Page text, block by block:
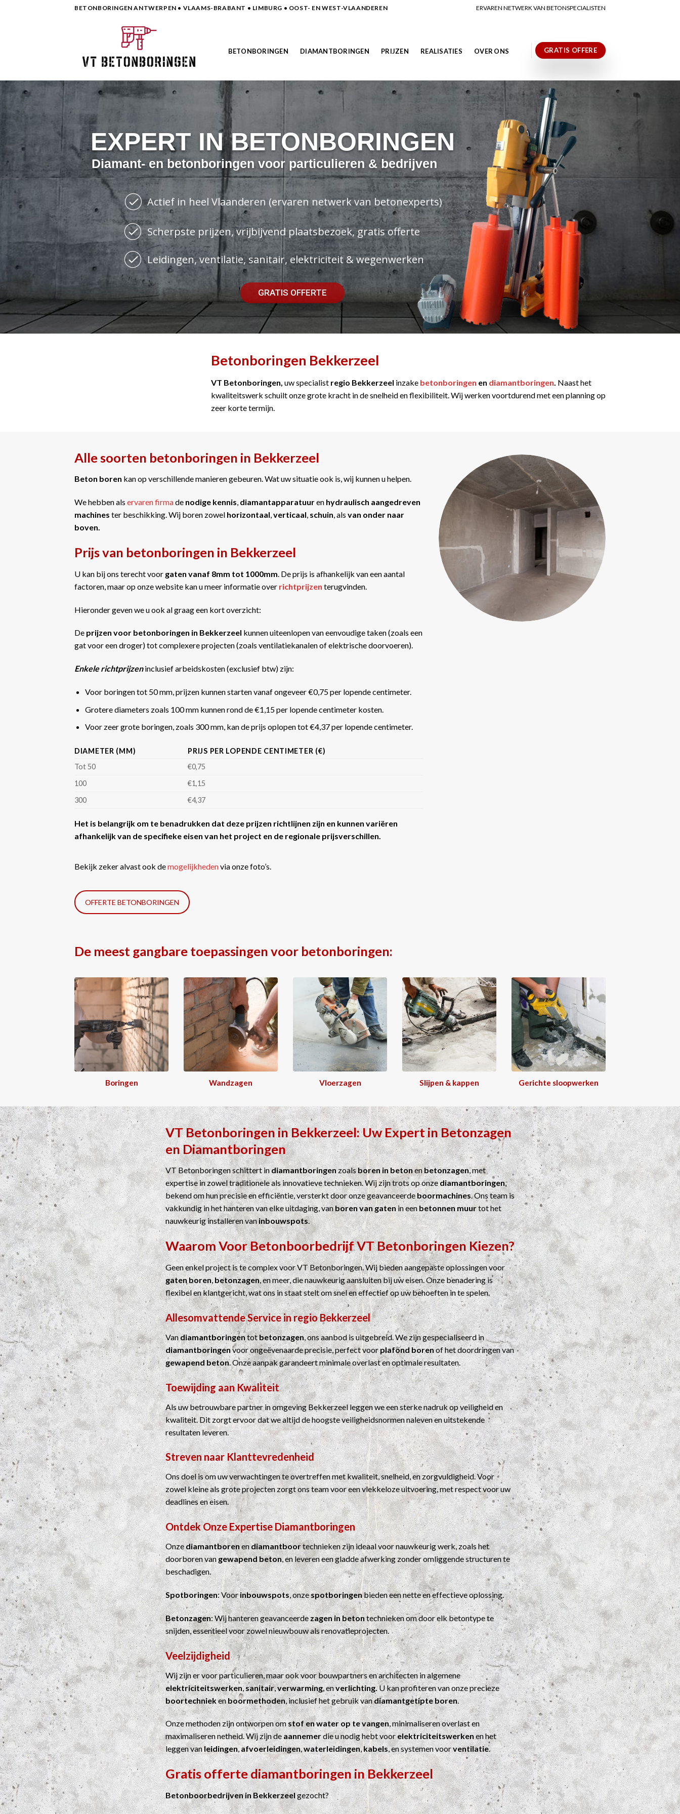
BETONBORINGEN ANTWERPEN • VLAAMS-BRABANT • LIMBURG • OOST- EN WEST-VLAANDEREN ERVAREN NETWERK VAN BETONSPECIALISTEN
BETONBORINGEN DIAMANTBORINGEN PRIJZEN REALISATIES OVER ONS GRATIS OFFERE
EXPERT IN BETONBORINGEN
Diamant- en betonboringen voor particulieren & bedrijven
Actief in heel Vlaanderen (ervaren netwerk van betonexperts)
Scherpste prijzen, vrijbijvend plaatsbezoek, gratis offerte
Leidingen, ventilatie, sanitair, elektriciteit & wegenwerken
GRATIS OFFERTE
Betonboringen Bekkerzeel
VT Betonboringen, uw specialist regio Bekkerzeel inzake betonboringen en diamantboringen Naast het
kwaliteitswerk schuilt onze grote kracht in de snelheid en flexibiliteit. Wij werken voortdurend met een planning op
zeer korte termijn.
Alle soorten betonboringen in Bekkerzeel
Beton boren kan op verschillende manieren gebeuren. Wat uw situatie ook is, wij kunnen u helpen.
We hebben als ervaren firmade nodige kennis, diamantapparatuuren hydraulisch aangedreven
machines ter beschikking. Wij boren zowel horizontaal,verticaal, schuin, als van onder naar
boven.
Prijs van betonboringen in Bekkerzeel
U kan bij ons terecht voor gaten vanaf 8mm tot 1000mm . De prijs is afhankelijk van een aantal
factoren, maar op onze website kan u meer informatie over richtprijzen terugvinden.
Hieronder geven we u ook al graag een kort overzicht:
De prijzen voor betonboringen in Bekkerzeel kunnen uiteenlopen van eenvoudige taken (zoals een
gat voor een droger) tot complexere projecten (zoals ventilatiekanalen of elektrische doorvoeren).
Enkele richtprijzeninclusief arbeidskosten (exclusief btw) zijn:
Voor boringen tot 50 mm, prijzen kunnen starten vanaf ongeveer €0,75 per lopende centimeter.
Grotere diameters zoals 100 mm kunnen rond de €1,15 per lopende centimeter kosten.
Voor zeer grote boringen, zoals 300 mm, kan de prijs oplopen tot €4,37 per lopende centimeter​​.
DIAMETER (MM)
PRIJS PER LOPENDE CENTIMETER (€)
Tot 50
€0,75
100
€1,15
300
€4,37
Het is belangrijk om te benadrukken dat deze prijzen richtlijnen zijn en kunnen variëren
afhankelijk van de specifieke eisen van het project en de regionale prijsverschillen.
Bekijk zeker alvast ook demogelijkhedenvia onze foto’s.
OFFERTE BETONBORINGEN
De meest gangbare toepassingen voor betonboringen:
Boringen Wandzagen Vloerzagen Slijpen & kappen Gerichte sloopwerken
VT BetonboringeninBekkerzeel: Uw Expert inBetonzagen
enDiamantboringen
VT Betonboringen schittert indiamantboringenzoalsboren in betonenbetonzagen, met
expertise in zowel traditionele als innovatieve technieken. Wij zijn trots op onzediamantboringen,
bekend om hun precisie en efficiëntie, versterkt door onze geavanceerdeboormachines. Ons team is
vakkundig in het hanteren van elke uitdaging, vanboren van gatenin eenbetonnen muurtot het
nauwkeurig installeren vaninbouwspots.
Waarom VoorBetonboorbedrijfVT Betonboringen Kiezen?
Geen enkel project is te complex voor VT Betonboringen. Wij bieden aangepaste oplossingen voor
gaten boren,betonzagen, en meer, die nauwkeurig aansluiten bij uw eisen. Onze benadering is
flexibel en klantgericht, wat ons in staat stelt om snel en effectief op uw behoeften in te spelen.
Allesomvattende Service in regio Bekkerzeel
Vandiamantboringentotbetonzagen, ons aanbod is uitgebreid. We zijn gespecialiseerd in
diamantboringenvoor ongeëvenaarde precisie, perfect voorplafond borenof het doordringen van
gewapend beton. Onze aanpak garandeert minimale overlast en optimale resultaten.
Toewijding aan Kwaliteit
Als uw betrouwbare partner in omgeving Bekkerzeel leggen we een sterke nadruk op veiligheid en
kwaliteit. Dit zorgt ervoor dat we altijd de hoogste veiligheidsnormen naleven en uitstekende
resultaten leveren.
Streven naar Klanttevredenheid
Ons doel is om uw verwachtingen te overtreffen met kwaliteit, snelheid, en zorgvuldigheid. Voor
zowel kleine als grote projecten zorgt ons team voor een vlekkeloze uitvoering, met respect voor uw
deadlines en eisen.
Ontdek Onze ExpertiseDiamantboringen
Onzediamantborenendiamantboortechnieken zijn ideaal voor nauwkeurig werk, zoals het
doorboren vangewapend beton, en leveren een gladde afwerking zonder omliggende structuren te
beschadigen.
Spotboringen: Voorinbouwspots, onzespotboringenbieden een nette en effectieve oplossing.
Betonzagen: Wij hanteren geavanceerdezagen in betontechnieken om door elk betontype te
snijden, essentieel voor zowel nieuwbouw als renovatieprojecten.
Veelzijdigheid
Wij zijn er voor particulieren, maar ook voor bouwpartners en architecten in algemene
elektriciteitswerken,sanitair,verwarming, enverlichting.U kan profiteren van onze precieze
boortechniekenboormethoden, inclusief het gebruik vandiamantgetipte boren.
Onze methoden zijn ontworpen om stof en water op te vangen, minimaliseren overlast en
maximaliseren netheid. Wij zijn deaannemerdie u nodig hebt voorelektriciteitswerkenen het
leggen vanleidingen,afvoerleidingen,waterleidingen,kabels, en systemen voorventilatie.
Gratis offerte diamantboringen in Bekkerzeel
Betonboorbedrijven in Bekkerzeelgezocht?